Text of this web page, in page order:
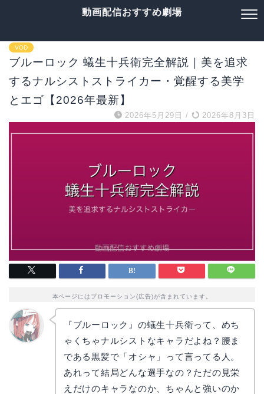
動画配信おすすめ劇場
VOD
ブルーロック 蟻生十兵衛完全解説｜美を追求
するナルシストストライカー・覚醒する美学
とエゴ【2026年最新】
2026年5月29日 / 2026年8月3日
本ページにはプロモーション(広告)が含まれています。
『ブルーロック』の蟻生十兵衛って、めち
ゃくちゃナルシストなキャラだよね？腰ま
である黒髪で「オシャ」って言ってる人。
あれって結局どんな選手なの？ただの見栄
えだけのキャラなのか、ちゃんと強いのか